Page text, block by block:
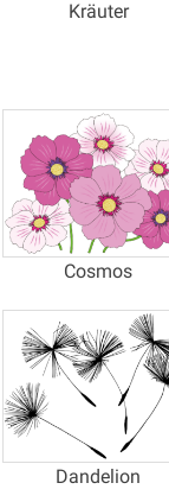
Kräuter
Cosmos
Dandelion